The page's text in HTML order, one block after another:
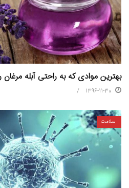
بهترین موادی که به راحتی آبله
1396-11-30
سلامت